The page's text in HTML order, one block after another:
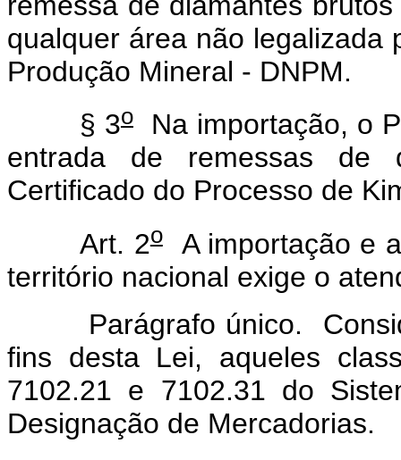
qualquer área não legalizada
Produção Mineral - DNPM.
§ 3oNa importação, o
entrada de remessas de
Certificado do Processo de
Art. 2oA importação e
território nacional exige o
Parágrafo único.
fins desta Lei, aqueles
7102.21 e 7102.31 do
Designação de Mercadorias.